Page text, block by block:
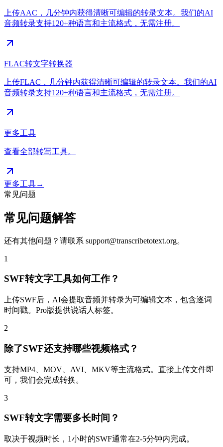
上传AAC，几分钟内获得清晰可编辑的转录文本。我们的AI
音频转录支持120+种语言和主流格式，无需注册。
FLAC转文字转换器
上传FLAC，几分钟内获得清晰可编辑的转录文本。我们的AI
音频转录支持120+种语言和主流格式，无需注册。
更多工具
查看全部转写工具。
更多工具→
常见问题
常见问题解答
还有其他问题？请联系 support@transcribetotext.org。
1
SWF转文字工具如何工作？
上传SWF后，AI会提取音频并转录为可编辑文本，包含逐词
时间戳。Pro版提供说话人标签。
2
除了SWF还支持哪些视频格式？
支持MP4、MOV、AVI、MKV等主流格式。直接上传文件即
可，我们会完成转换。
3
SWF转文字需要多长时间？
取决于视频时长，1小时的SWF通常在2-5分钟内完成。